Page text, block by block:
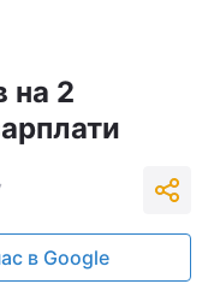
на 2
в Google